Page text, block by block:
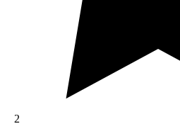
2